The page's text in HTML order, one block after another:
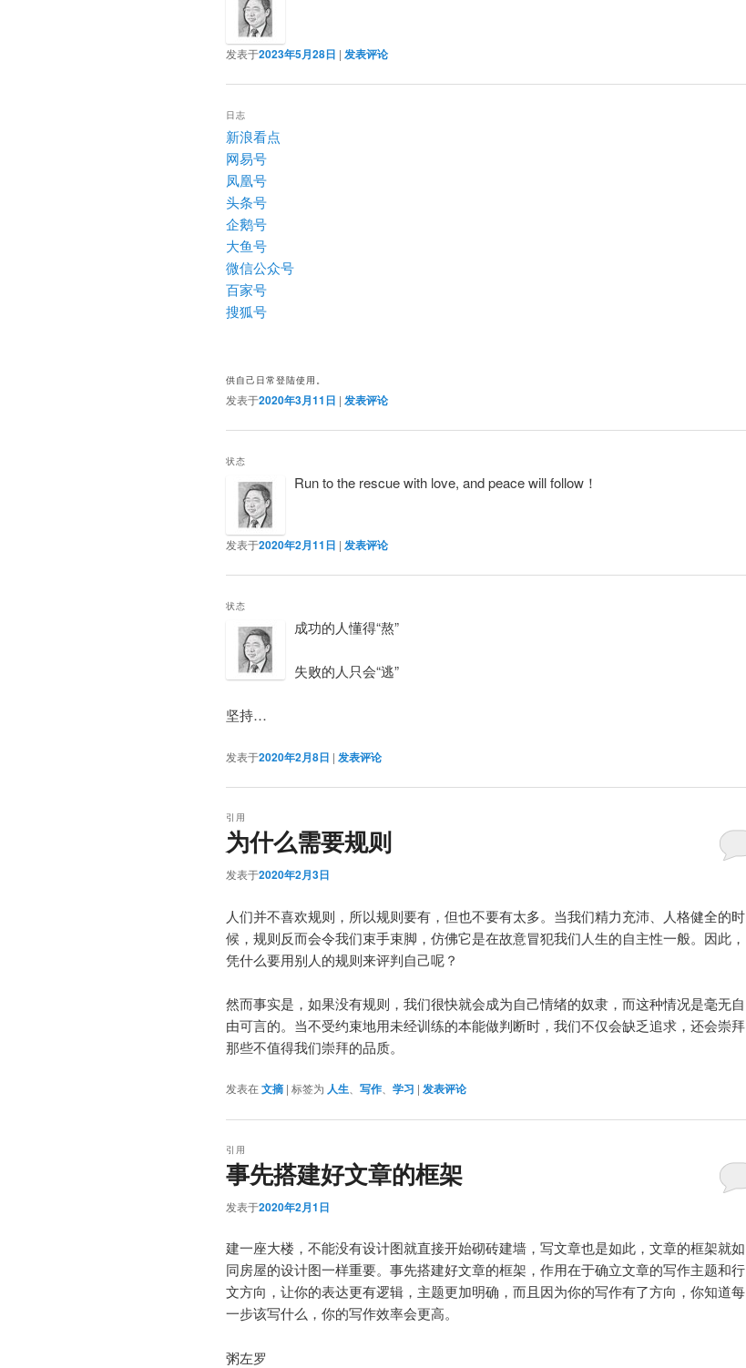
发表于2023年5月28日 | 发表评论
日志
新浪看点
网易号
凤凰号
头条号
企鹅号
大鱼号
微信公众号
百家号
搜狐号
供自己日常登陆使用。
发表于2020年3月11日 | 发表评论
状态
Run to the rescue with love, and peace will follow！
发表于2020年2月11日 | 发表评论
状态
成功的人懂得“熬”
失败的人只会“逃”
坚持…
发表于2020年2月8日 | 发表评论
为什么需要规则
引用
发表于2020年2月3日
人们并不喜欢规则，所以规则要有，但也不要有太多。当我们精力充沛、人格健全的时
候，规则反而会令我们束手束脚，仿佛它是在故意冒犯我们人生的自主性一般。因此，
凭什么要用别人的规则来评判自己呢？
然而事实是，如果没有规则，我们很快就会成为自己情绪的奴隶，而这种情况是毫无自
由可言的。当不受约束地用未经训练的本能做判断时，我们不仅会缺乏追求，还会崇拜
那些不值得我们崇拜的品质。
发表在文摘 | 标签为 人生 写作 学习 | 发表评论
事先搭建好文章的框架
引用
发表于2020年2月1日
建一座大楼，不能没有设计图就直接开始砌砖建墙，写文章也是如此，文章的框架就如
同房屋的设计图一样重要。事先搭建好文章的框架，作用在于确立文章的写作主题和行
文方向，让你的表达更有逻辑，主题更加明确，而且因为你的写作有了方向，你知道每
一步该写什么，你的写作效率会更高。
粥左罗